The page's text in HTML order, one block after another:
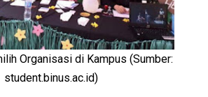
Organisasi di Kampus (Sumber:
student.binus.ac.id)